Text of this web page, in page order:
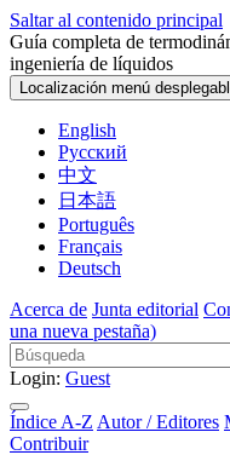
Saltar al contenido principal
Guía completa de
ingeniería de líquidos
Localización menú
English
Русский
中文
日本語
Português
Français
Deutsch
Acerca de Junta editorial
una nueva pestaña)
Login: Guest
Índice A-Z Autor / Editores
Contribuir